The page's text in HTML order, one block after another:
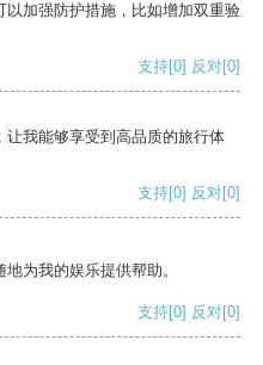
加强防护措施，比如增加双重验
支持[0] 反对[0]
我能够享受到高品质的旅行体
支持[0] 反对[0]
为我的娱乐提供帮助。
支持[0] 反对[0]